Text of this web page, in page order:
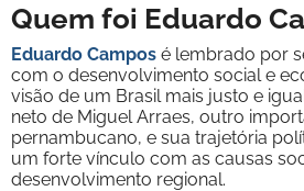
Quem foi Eduardo
Eduardo Campos é lembrado por
com o desenvolvimento social e
visão de um Brasil mais justo e
neto de Miguel Arraes, outro
pernambucano, e sua trajetória
um forte vínculo com as causas
desenvolvimento regional.